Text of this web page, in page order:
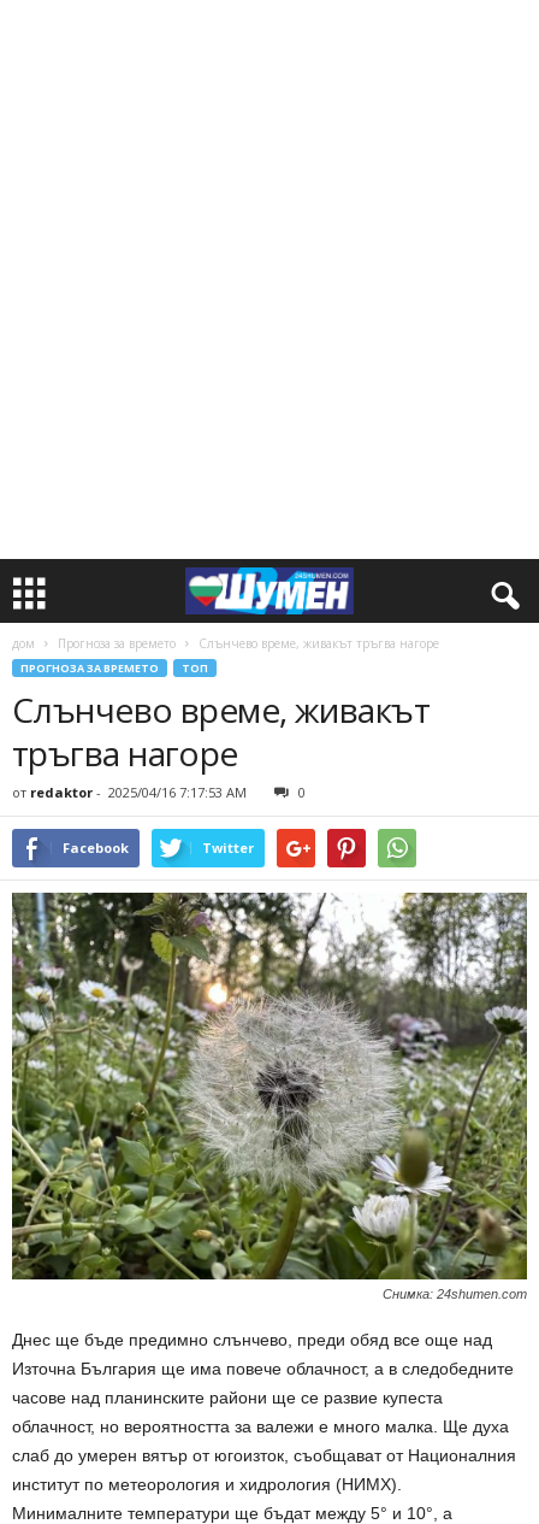
дом Прогноза за времето Слънчево време, живакът тръгва нагоре
ПРОГНОЗА ЗА ВРЕМЕТО ТОП
Слънчево време, живакът
тръгва нагоре
от redaktor - 2025/04/16 7:17:53 AM 0
Facebook Twitter
Снимка: 24shumen.com
Днес ще бъде предимно слънчево, преди обяд все още над
Източна България ще има повече облачност, а в следобедните
часове над планинските райони ще се развие купеста
облачност, но вероятността за валежи е много малка. Ще духа
слаб до умерен вятър от югоизток, съобщават от Националния
институт по метеорология и хидрология (НИМХ).
Минималните температури ще бъдат между 5° и 10°, а